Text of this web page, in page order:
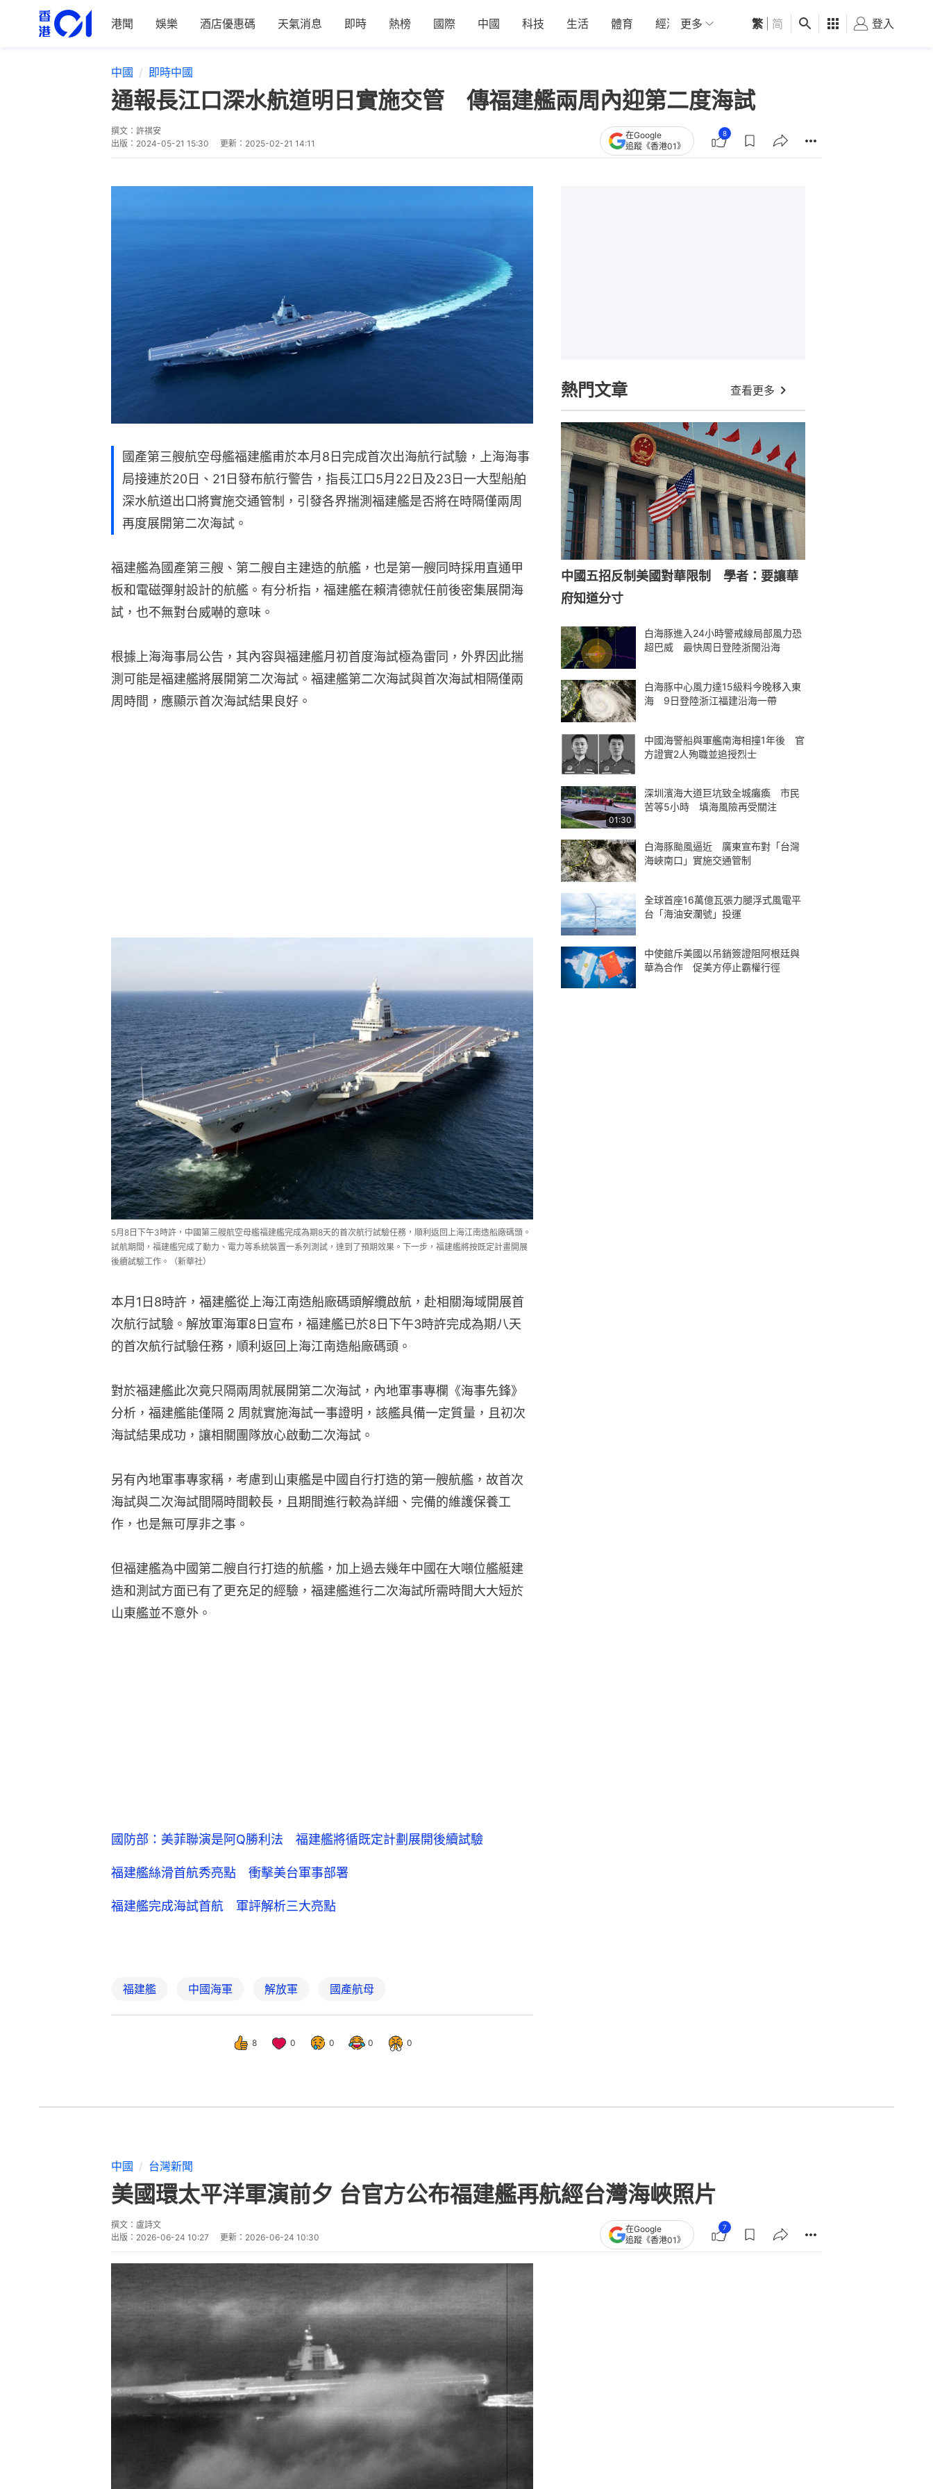
港聞 娛樂 酒店優惠碼 天氣消息 即時 熱榜 國際 中國 科技 生活 體育 經濟 01深圳 觀點 健康 好食玩飛
更多 繁 简 登入
中國 即時中國
通報長江口深水航道明日實施交管 傳福建艦兩周內迎第二度海試
撰文： 許祺安
出版： 2024-05-21 15:30 更新： 2025-02-21 14:11
在Google
追蹤《香港01》
8
國產第三艘航空母艦福建艦甫於本月8日完成首次出海航行試驗，上海海事
局接連於20日、21日發布航行警告，指長江口5月22日及23日一大型船舶
深水航道出口將實施交通管制，引發各界揣測福建艦是否將在時隔僅兩周
再度展開第二次海試。
福建艦為國產第三艘、第二艘自主建造的航艦，也是第一艘同時採用直通甲
板和電磁彈射設計的航艦。有分析指，福建艦在賴清德就任前後密集展開海
試，也不無對台威嚇的意味。
根據上海海事局公告，其內容與福建艦月初首度海試極為雷同，外界因此揣
測可能是福建艦將展開第二次海試。福建艦第二次海試與首次海試相隔僅兩
周時間，應顯示首次海試結果良好。
5月8日下午3時許，中國第三艘航空母艦福建艦完成為期8天的首次航行試驗任務，順利返回上海江南造船廠碼頭。
試航期間，福建艦完成了動力、電力等系統裝置一系列測試，達到了預期效果。下一步，福建艦將按既定計畫開展
後續試驗工作。（新華社）
本月1日8時許，福建艦從上海江南造船廠碼頭解纜啟航，赴相關海域開展首
次航行試驗。解放軍海軍8日宣布，福建艦已於8日下午3時許完成為期八天
的首次航行試驗任務，順利返回上海江南造船廠碼頭。
對於福建艦此次竟只隔兩周就展開第二次海試，內地軍事專欄《海事先鋒》
分析，福建艦能僅隔 2 周就實施海試一事證明，該艦具備一定質量，且初次
海試結果成功，讓相關團隊放心啟動二次海試。
另有內地軍事專家稱，考慮到山東艦是中國自行打造的第一艘航艦，故首次
海試與二次海試間隔時間較長，且期間進行較為詳細、完備的維護保養工
作，也是無可厚非之事。
但福建艦為中國第二艘自行打造的航艦，加上過去幾年中國在大噸位艦艇建
造和測試方面已有了更充足的經驗，福建艦進行二次海試所需時間大大短於
山東艦並不意外。
國防部：美菲聯演是阿Q勝利法 福建艦將循既定計劃展開後續試驗
福建艦絲滑首航秀亮點 衝擊美台軍事部署
福建艦完成海試首航 軍評解析三大亮點
福建艦 中國海軍 解放軍 國產航母
8 0 0 0 0
熱門文章 查看更多
中國五招反制美國對華限制 學者：要讓華
府知道分寸
白海豚進入24小時警戒線局部風力恐
超巴威 最快周日登陸浙閩沿海
白海豚中心風力達15級料今晚移入東
海 9日登陸浙江福建沿海一帶
中國海警船與軍艦南海相撞1年後 官
方證實2人殉職並追授烈士
01:30
深圳濱海大道巨坑致全城癱瘓 市民
苦等5小時 填海風險再受關注
白海豚颱風逼近 廣東宣布對「台灣
海峽南口」實施交通管制
全球首座16萬億瓦張力腿浮式風電平
台「海油安瀾號」投運
中使館斥美國以吊銷簽證阻阿根廷與
華為合作 促美方停止霸權行徑
中國 台灣新聞
美國環太平洋軍演前夕 台官方公布福建艦再航經台灣海峽照片
撰文： 盧詩文
出版： 2026-06-24 10:27 更新： 2026-06-24 10:30
在Google
追蹤《香港01》
7